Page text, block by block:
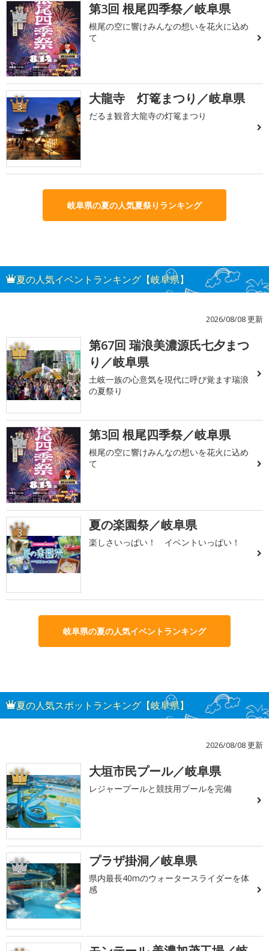
2 第3回 根尾四季祭／岐阜県
根尾の空に響けみんなの想いを花火に込め
て
3 大龍寺 灯篭まつり／岐阜県
だるま観音大龍寺の灯篭まつり
岐阜県の夏の人気夏祭りランキング
夏の人気イベントランキング【岐阜県】
2026/08/08 更新
1
第67回 瑞浪美濃源氏七夕まつ
り／岐阜県
土岐一族の心意気を現代に呼び覚ます瑞浪
の夏祭り
2 第3回 根尾四季祭／岐阜県
根尾の空に響けみんなの想いを花火に込め
て
3 夏の楽園祭／岐阜県
楽しさいっぱい！ イベントいっぱい！
岐阜県の夏の人気イベントランキング
夏の人気スポットランキング【岐阜県】
2026/08/08 更新
1 大垣市民プール／岐阜県
レジャープールと競技用プールを完備
2 プラザ掛洞／岐阜県
県内最長40mのウォータースライダーを体
感